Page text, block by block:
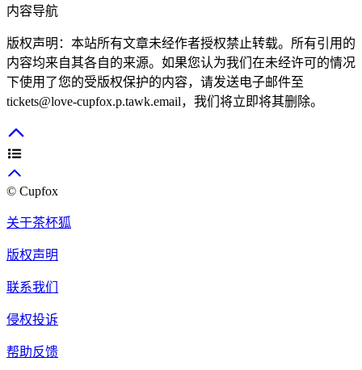
内容导航
版权声明：本站所有文章未经作者授权禁止转载。所有引用的
内容均来自其各自的来源。如果您认为我们在未经许可的情况
下使用了您的受版权保护的内容，请发送电子邮件至
tickets@love-cupfox.p.tawk.email，我们将立即将其删除。
© Cupfox
关于茶杯狐
版权声明
联系我们
侵权投诉
帮助反馈